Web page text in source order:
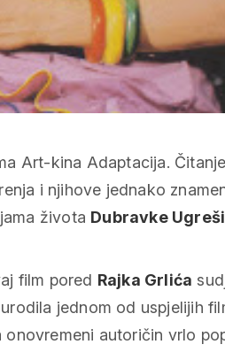
Art-kina Adaptacija.
i njihove jednako
života Dubravke
film pored Rajka Grlića
jednom od uspjelijih
autoričin vrlo